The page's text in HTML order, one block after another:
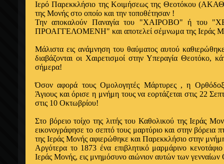
Ιερό Παρεκκλήσιο της Κοιμήσεως της Θεοτόκου
της Μονής στο οποίο και την τοποθέτησαν !
Την αποκαλούν Παναγία του "ΧΑΙΡΟΒΟ" ή του
ΠΡΟΑΓΓΕΛΟΜΕΝΗ" και αποτελεί σέμνωμα της Ιεράς
Μάλιστα εις ανάμνηση του θαύματος αυτού
διαβάζονται οι Χαιρετισμοί στην Υπεραγία Θεοτόκο,
σήμερα!
Όσον αφορά τους Ομολογητές Μάρτυρες , η
Άγιους και όρισε η μνήμη τους να εορτάζεται στις 22
στις 10 Οκτωβρίου!
Στο βόρειο τοίχο της λιτής του Καθολικού της Ιεράς
εικονογράφησε το σεπτό τους μαρτύριο και στην βόρεια
της Ιεράς Μονής αφιερώθηκε και Παρεκκλήσιο στην
Αργότερα το 1873 ένα επιβλητικό μαρμάρινο
Ιεράς Μονής, εις μνημόσυνο αιώνιον αυτών των